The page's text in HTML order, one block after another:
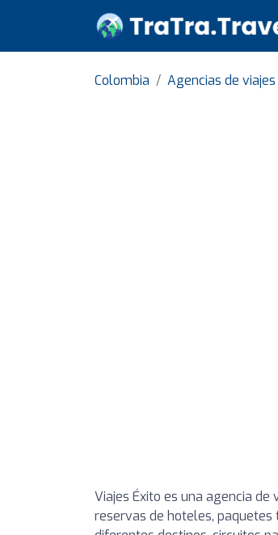
Colombia Agencias de
Viajes Éxito es una agencia
reservas de hoteles,